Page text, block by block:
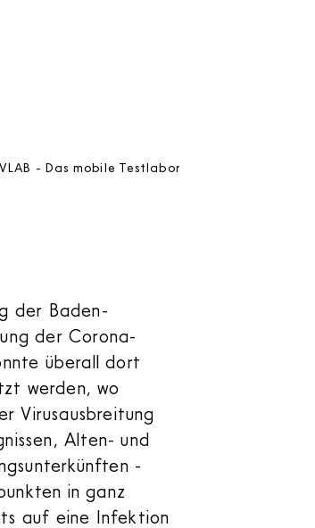
- Das mobile Testlabor
der Baden-
der Corona-
überall dort
werden, wo
Virusausbreitung
Alten- und
-
in ganz
auf eine Infektion